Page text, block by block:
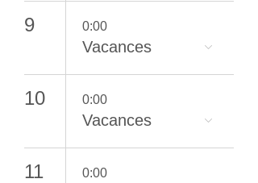
9 0:00
Vacances
10 0:00
Vacances
11 0:00